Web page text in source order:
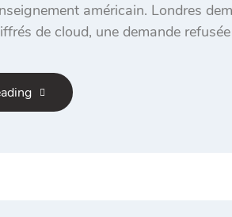
américain. Londres
de cloud, une demande